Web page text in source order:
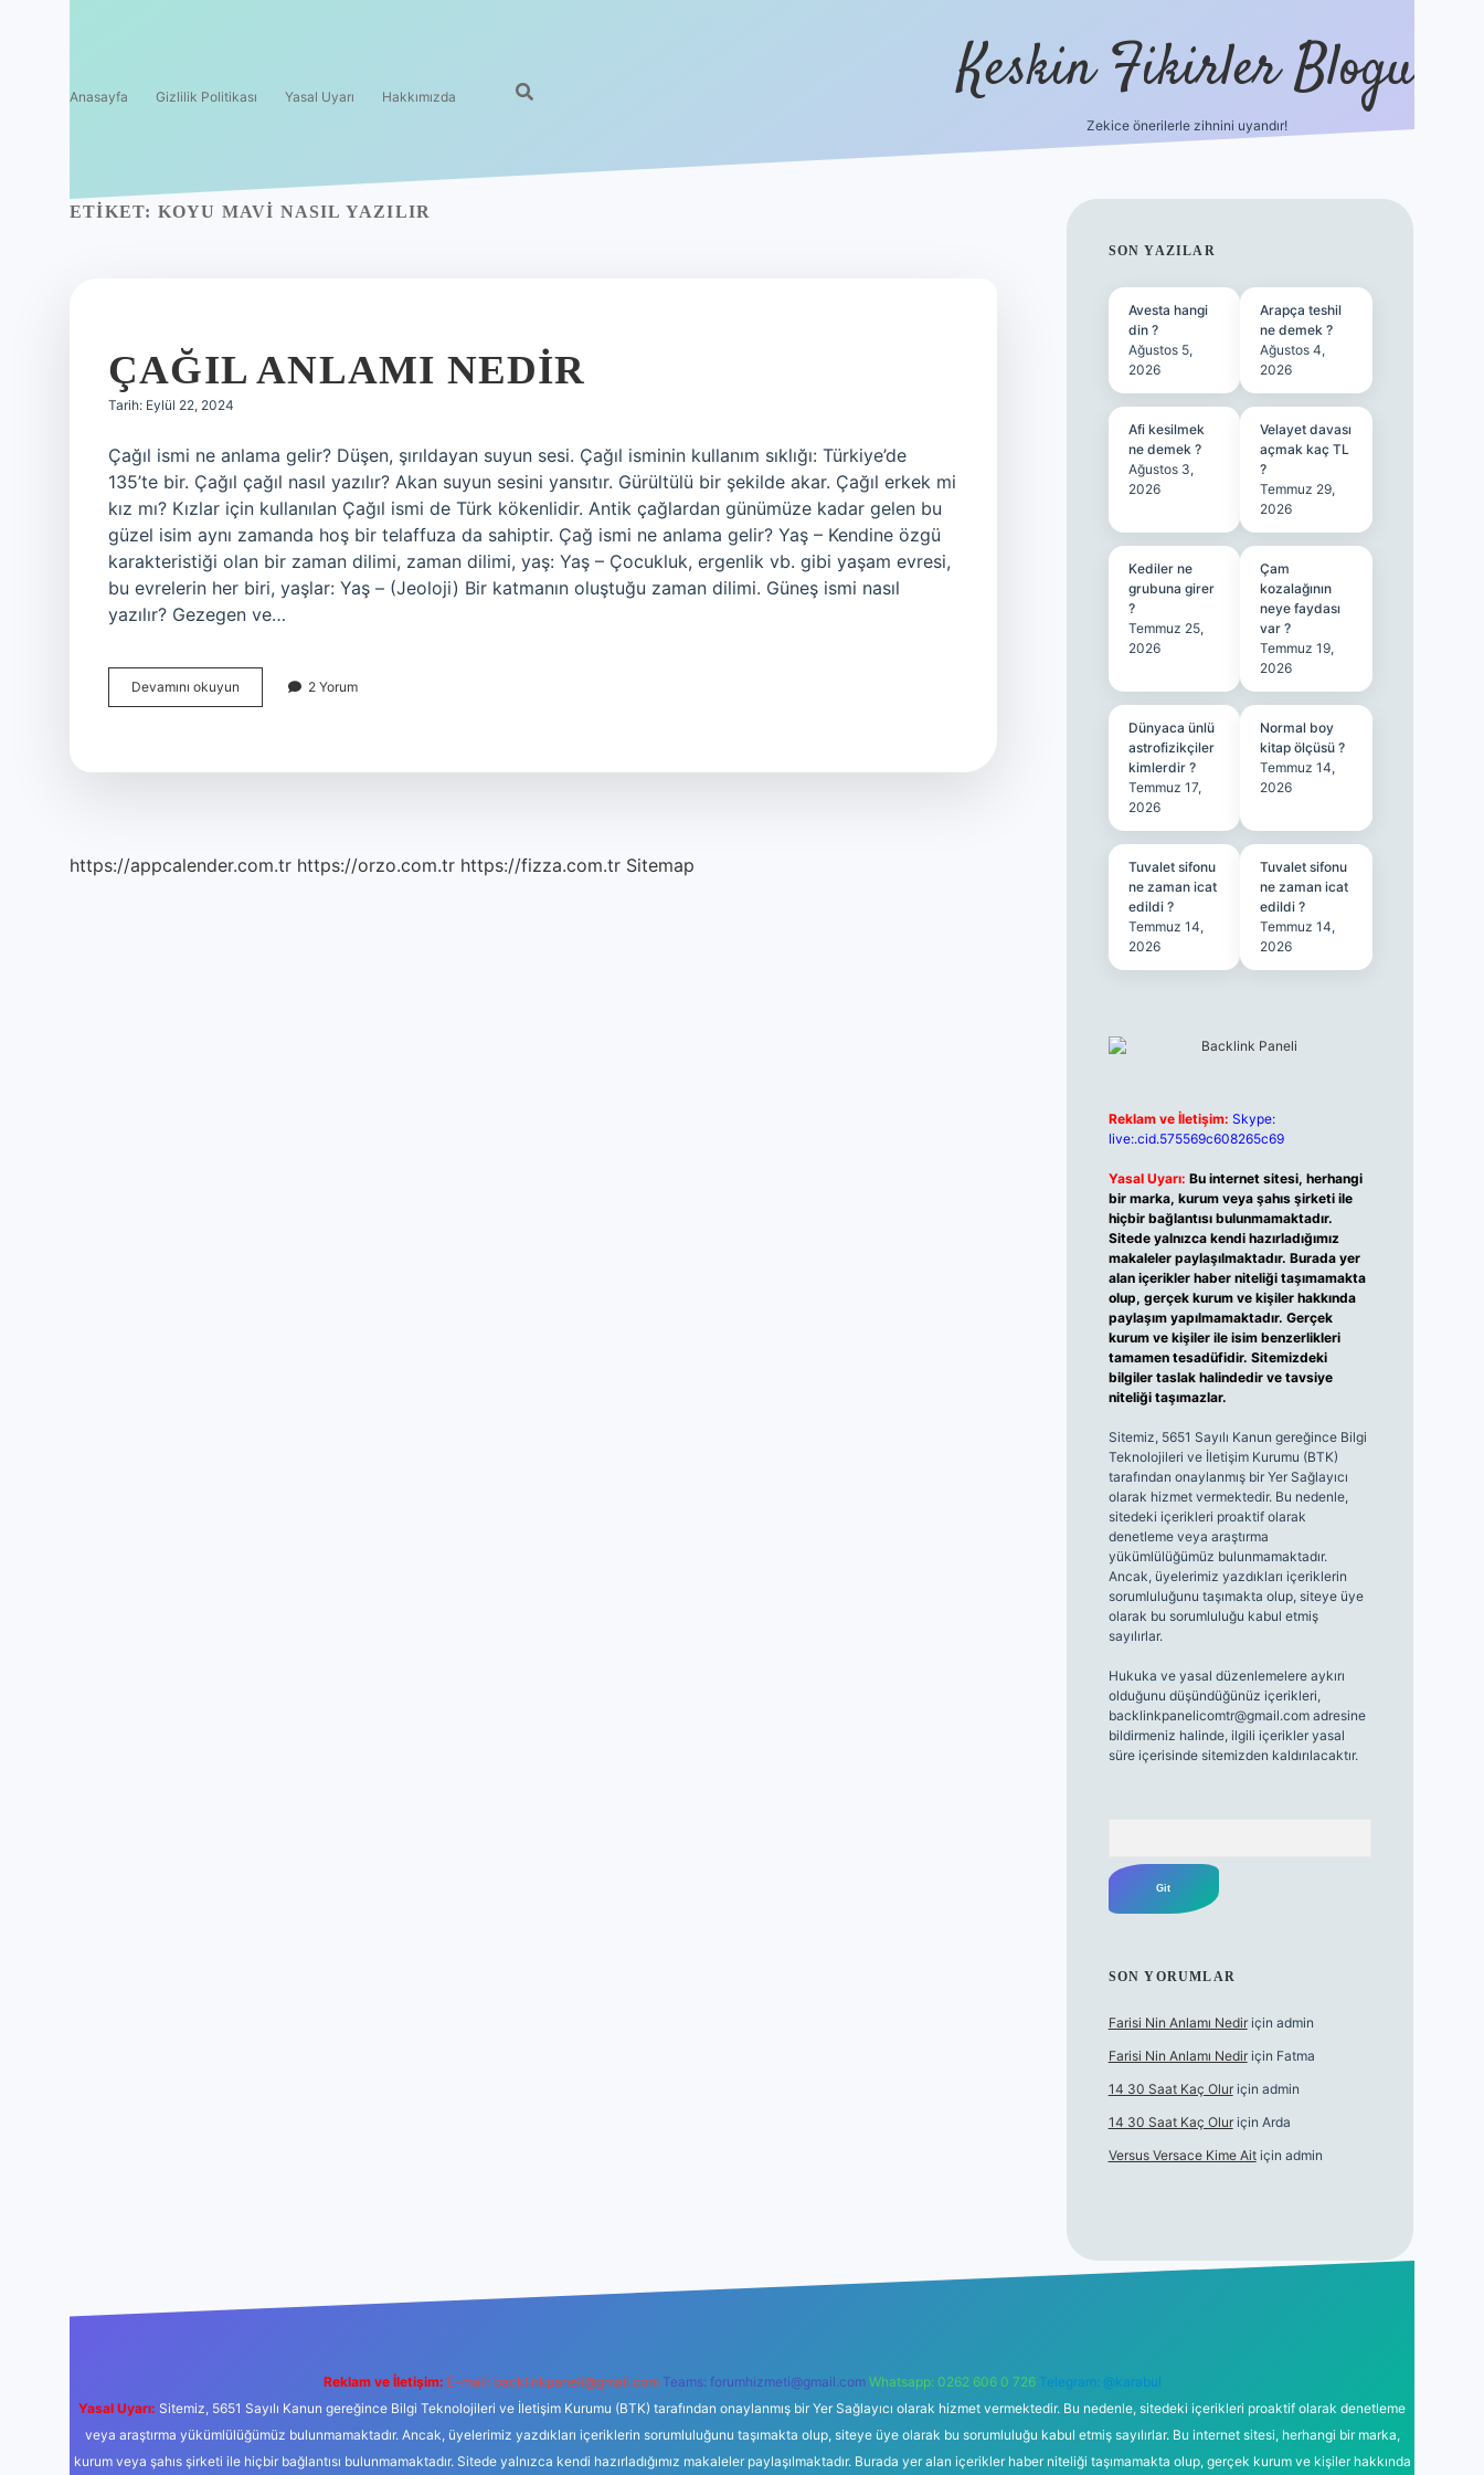
Anasayfa Gizlilik Politikası Yasal Uyarı Hakkımızda Keskin Fikirler Blogu
Zekice önerilerle zihnini uyandır!
ETIKET: KOYU MAVI NASIL YAZILIR
ÇAĞIL ANLAMI NEDIR
Tarih: Eylül 22, 2024
Çağıl ismi ne anlama gelir? Düşen, şırıldayan suyun sesi. Çağıl isminin kullanım sıklığı: Türkiye’de
135’te bir. Çağıl çağıl nasıl yazılır? Akan suyun sesini yansıtır. Gürültülü bir şekilde akar. Çağıl erkek mi
kız mı? Kızlar için kullanılan Çağıl ismi de Türk kökenlidir. Antik çağlardan günümüze kadar gelen bu
güzel isim aynı zamanda hoş bir telaffuza da sahiptir. Çağ ismi ne anlama gelir? Yaş – Kendine özgü
karakteristiği olan bir zaman dilimi, zaman dilimi, yaş: Yaş – Çocukluk, ergenlik vb. gibi yaşam evresi,
bu evrelerin her biri, yaşlar: Yaş – (Jeoloji) Bir katmanın oluştuğu zaman dilimi. Güneş ismi nasıl
yazılır? Gezegen ve…
Devamını okuyun
Anlamı
2 Yorum
https://appcalender.com.tr https://orzo.com.tr https://fizza.com.tr Sitemap
SIDEBAR
SON YAZILAR
Avesta hangi
din ?
Ağustos 5,
2026
Arapça teshil
ne demek ?
Ağustos 4,
2026
Afi kesilmek
ne demek ?
Ağustos 3,
2026
Velayet davası
açmak kaç TL
?
Temmuz 29,
2026
Kediler ne
grubuna girer
?
Temmuz 25,
2026
Çam
kozalağının
neye faydası
var ?
Temmuz 19,
2026
Dünyaca ünlü
astrofizikçiler
kimlerdir ?
Temmuz 17,
2026
Normal boy
kitap ölçüsü ?
Temmuz 14,
2026
Tuvalet sifonu
ne zaman icat
edildi ?
Temmuz 14,
2026
Tuvalet sifonu
ne zaman icat
edildi ?
Temmuz 14,
2026
Reklam ve İletişim: Skype:
live:.cid.575569c608265c69
Yasal Uyarı: Bu internet sitesi, herhangi
bir marka, kurum veya şahıs şirketi ile
hiçbir bağlantısı bulunmamaktadır.
Sitede yalnızca kendi hazırladığımız
makaleler paylaşılmaktadır. Burada yer
alan içerikler haber niteliği taşımamakta
olup, gerçek kurum ve kişiler hakkında
paylaşım yapılmamaktadır. Gerçek
kurum ve kişiler ile isim benzerlikleri
tamamen tesadüfidir. Sitemizdeki
bilgiler taslak halindedir ve tavsiye
niteliği taşımazlar.
Sitemiz, 5651 Sayılı Kanun gereğince Bilgi
Teknolojileri ve İletişim Kurumu (BTK)
tarafından onaylanmış bir Yer Sağlayıcı
olarak hizmet vermektedir. Bu nedenle,
sitedeki içerikleri proaktif olarak
denetleme veya araştırma
yükümlülüğümüz bulunmamaktadır.
Ancak, üyelerimiz yazdıkları içeriklerin
sorumluluğunu taşımakta olup, siteye üye
olarak bu sorumluluğu kabul etmiş
sayılırlar.
Hukuka ve yasal düzenlemelere aykırı
olduğunu düşündüğünüz içerikleri,
backlinkpanelicomtr@gmail.comadresine
bildirmeniz halinde, ilgili içerikler yasal
süre içerisinde sitemizden kaldırılacaktır.
SON YORUMLAR
Farisi Nin Anlamı Nediriçin admin
Farisi Nin Anlamı Nediriçin Fatma
14 30 Saat Kaç Oluriçin admin
14 30 Saat Kaç Oluriçin Arda
Versus Versace Kime Aitiçin admin
Reklam ve İletişim: E-mail: backlinkpaneli@gmail.com Teams: forumhizmeti@gmail.com Whatsapp: 0262 606 0 726 Telegram: @karabul
Yasal Uyarı: Sitemiz, 5651 Sayılı Kanun gereğince Bilgi Teknolojileri ve İletişim Kurumu (BTK) tarafından onaylanmış bir Yer Sağlayıcı olarak hizmet vermektedir. Bu nedenle, sitedeki içerikleri proaktif olarak denetleme
veya araştırma yükümlülüğümüz bulunmamaktadır. Ancak, üyelerimiz yazdıkları içeriklerin sorumluluğunu taşımakta olup, siteye üye olarak bu sorumluluğu kabul etmiş sayılırlar. Bu internet sitesi, herhangi bir marka,
kurum veya şahıs şirketi ile hiçbir bağlantısı bulunmamaktadır. Sitede yalnızca kendi hazırladığımız makaleler paylaşılmaktadır. Burada yer alan içerikler haber niteliği taşımamakta olup, gerçek kurum ve kişiler hakkında